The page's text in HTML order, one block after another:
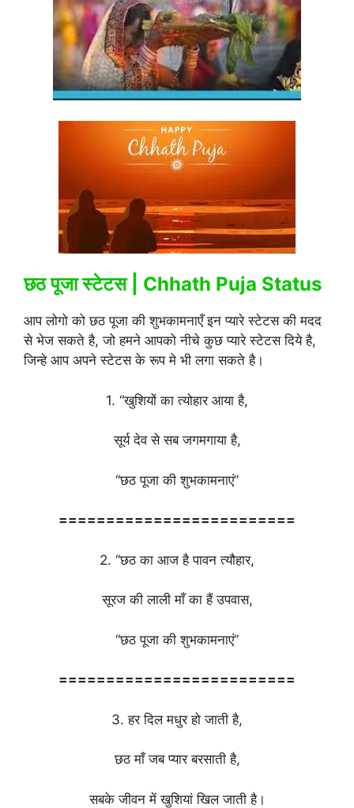
छठ पूजा स्टेटस | Chhath Puja Status
आप लोगो को छठ पूजा की शुभकामनाएँ इन प्यारे स्टेटस की मदद
से भेज सकते है, जो हमने आपको नीचे कुछ प्यारे स्टेटस दिये है,
जिन्हे आप अपने स्टेटस के रूप मे भी लगा सकते है।
1. “खुशियों का त्योहार आया है,
सूर्य देव से सब जगमगाया है,
“छठ पूजा की शुभकामनाएं”
=========================
2. “छठ का आज है पावन त्यौहार,
सूरज की लाली माँ का हैं उपवास,
“छठ पूजा की शुभकामनाएं”
=========================
3. हर दिल मधुर हो जाती है,
छठ माँ जब प्यार बरसाती है,
सबके जीवन में खुशियां खिल जाती है।